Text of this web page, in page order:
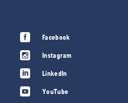
Facebook
Instagram
LinkedIn
YouTube